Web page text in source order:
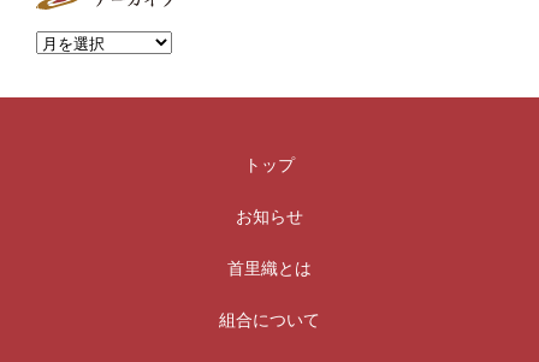
トップ
お知らせ
首里織とは
組合について